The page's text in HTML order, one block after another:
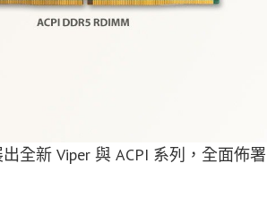
全新 Viper 與 ACPI 系列，全面佈署